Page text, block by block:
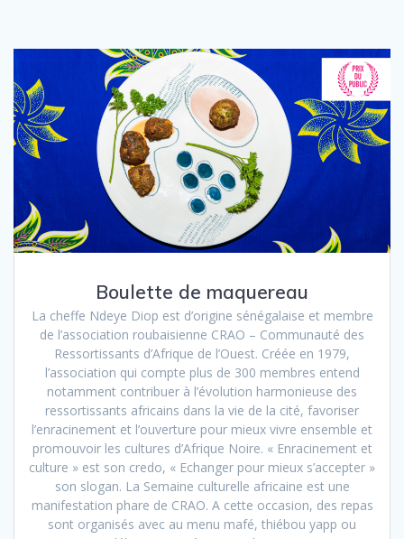
Boulette de maquereau
La cheffe Ndeye Diop est d’origine sénégalaise et membre
de l’association roubaisienne CRAO – Communauté des
Ressortissants d’Afrique de l’Ouest. Créée en 1979,
l’association qui compte plus de 300 membres entend
notamment contribuer à l’évolution harmonieuse des
ressortissants africains dans la vie de la cité, favoriser
l’enracinement et l’ouverture pour mieux vivre ensemble et
promouvoir les cultures d’Afrique Noire. « Enracinement et
culture » est son credo, « Echanger pour mieux s’accepter »
son slogan. La Semaine culturelle africaine est une
manifestation phare de CRAO. A cette occasion, des repas
sont organisés avec au menu mafé, thiébou yapp ou